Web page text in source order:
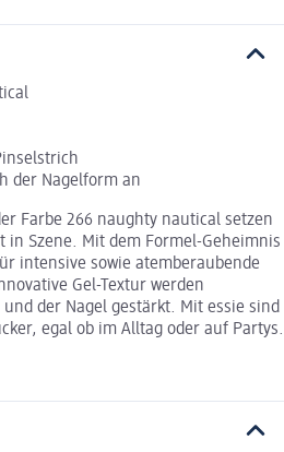
der Nagelform an
Farbe 266 naughty nautical setzen
in Szene. Mit dem Formel-Geheimnis
intensive sowie atemberaubende
Gel-Textur werden
der Nagel gestärkt. Mit essie sind
egal ob im Alltag oder auf Partys.